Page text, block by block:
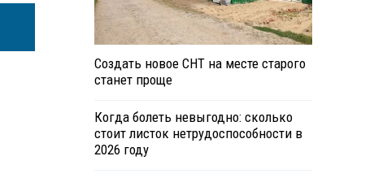
Создать новое СНТ на месте старого
станет проще
Когда болеть невыгодно: сколько
стоит листок нетрудоспособности в
2026 году